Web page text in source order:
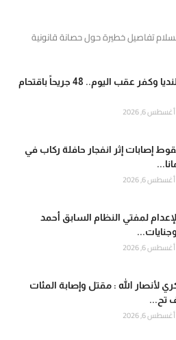
تفاصيل خطيرة حول حصانة قانونية
إصابات قلنديا وكفر عقب اليوم.. 48 جريحاً باقتحام
أغسطس 6, 2026
إصابات إثر انفجار حافلة ركاب في
أغسطس 6, 2026
لمفتي النظام السابق أحمد
أغسطس 6, 2026
لأنصار الله : مقتل وإصابة المئات
تح...
أغسطس 6, 2026